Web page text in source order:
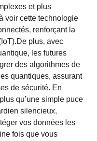
et plus
voir cette technologie
renforçant la
plus, avec
les futures
des algorithmes de
quantiques, assurant
de sécurité. En
qu’une simple puce
silencieux,
vos données les
fois que vous